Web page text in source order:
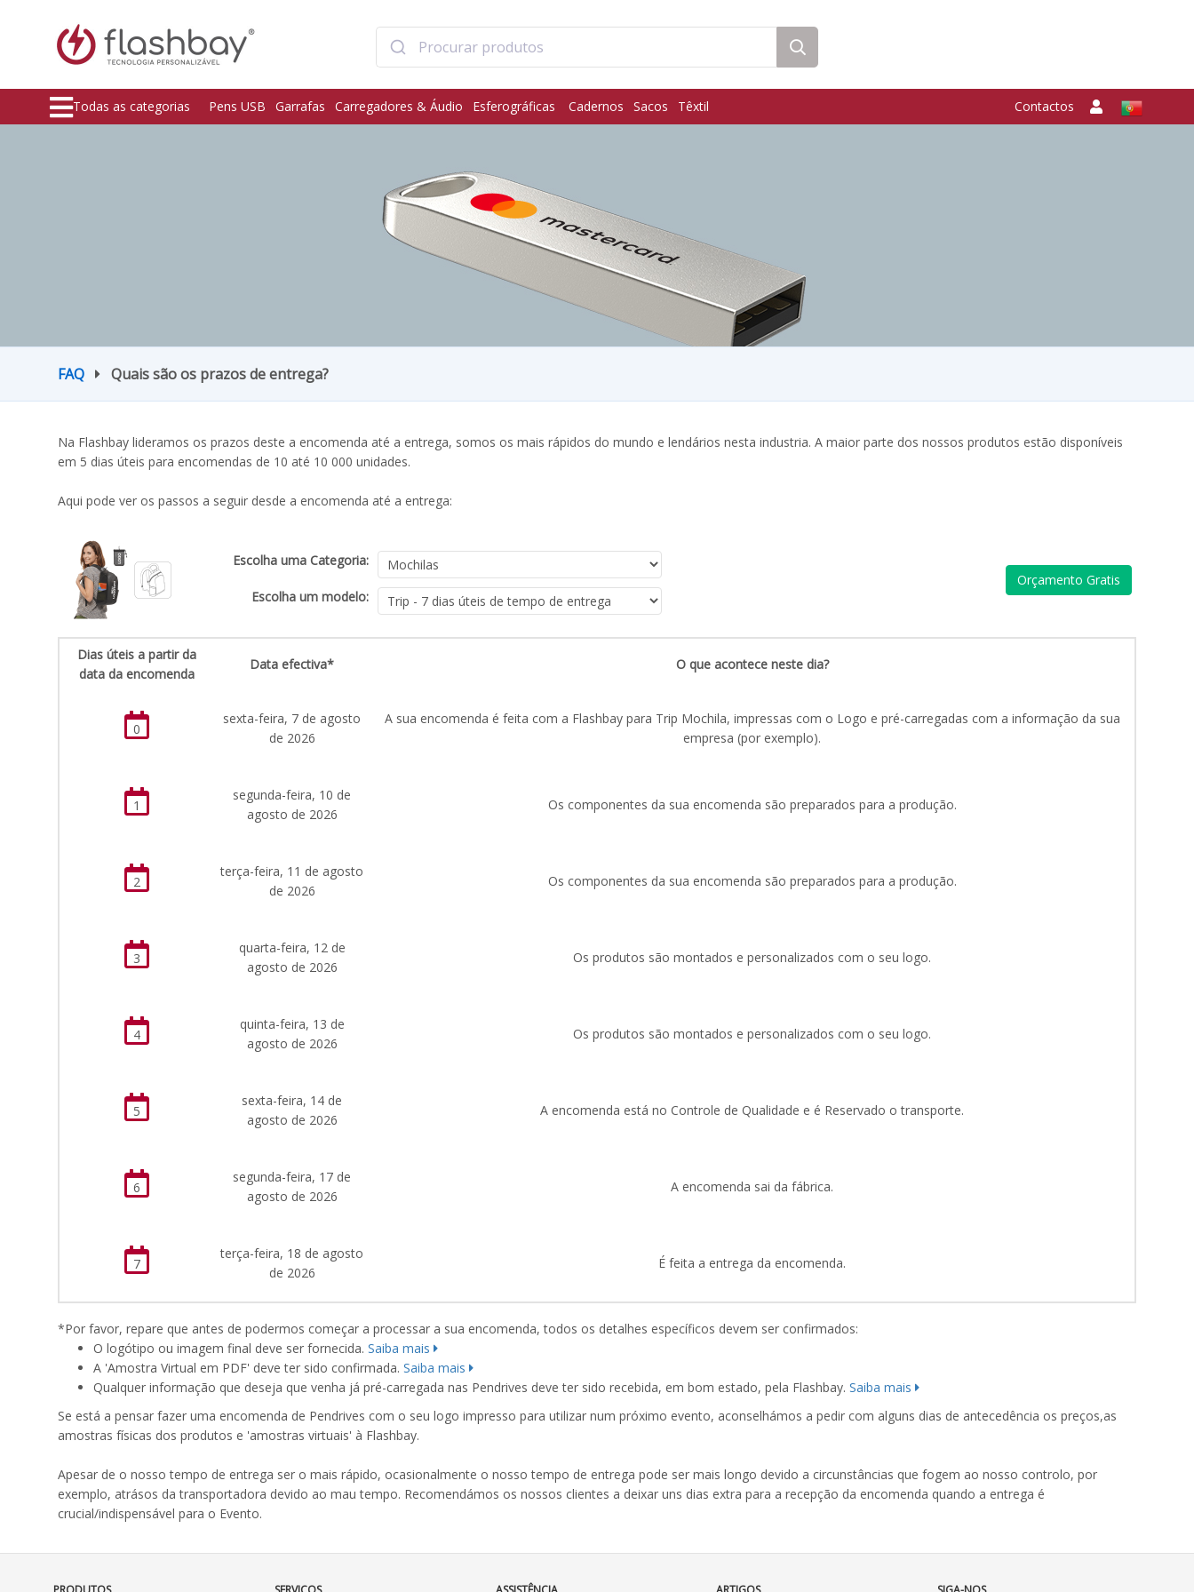
Todas as categorias Pens USB Garrafas Carregadores & Áudio Esferográficas Cadernos Sacos Têxtil Contactos
FAQ Quais são os prazos de entrega?
Na Flashbay lideramos os prazos deste a encomenda até a entrega, somos os mais rápidos do mundo e lendários nesta industria. A maior parte dos nossos produtos estão disponíveis
em 5 dias úteis para encomendas de 10 até 10 000 unidades.
Aqui pode ver os passos a seguir desde a encomenda até a entrega:
Escolha uma Categoria:
Escolha um modelo:
Orçamento Gratis
Dias úteis a partir da
data da encomenda
Data efectiva* O que acontece neste dia?
0
sexta-feira, 7 de agosto
de 2026
A sua encomenda é feita com a Flashbay para Trip Mochila, impressas com o Logo e pré-carregadas com a informação da sua
empresa (por exemplo).
1
segunda-feira, 10 de
agosto de 2026
Os componentes da sua encomenda são preparados para a produção.
2
terça-feira, 11 de agosto
de 2026
Os componentes da sua encomenda são preparados para a produção.
3
quarta-feira, 12 de
agosto de 2026
Os produtos são montados e personalizados com o seu logo.
4
quinta-feira, 13 de
agosto de 2026
Os produtos são montados e personalizados com o seu logo.
5
sexta-feira, 14 de
agosto de 2026
A encomenda está no Controle de Qualidade e é Reservado o transporte.
6
segunda-feira, 17 de
agosto de 2026
A encomenda sai da fábrica.
7
terça-feira, 18 de agosto
de 2026
É feita a entrega da encomenda.
*Por favor, repare que antes de podermos começar a processar a sua encomenda, todos os detalhes específicos devem ser confirmados:
O logótipo ou imagem final deve ser fornecida. Saiba mais
A 'Amostra Virtual em PDF' deve ter sido confirmada. Saiba mais
Qualquer informação que deseja que venha já pré-carregada nas Pendrives deve ter sido recebida, em bom estado, pela Flashbay. Saiba mais
Se está a pensar fazer uma encomenda de Pendrives com o seu logo impresso para utilizar num próximo evento, aconselhámos a pedir com alguns dias de antecedência os preços,as
amostras físicas dos produtos e 'amostras virtuais' à Flashbay.
Apesar de o nosso tempo de entrega ser o mais rápido, ocasionalmente o nosso tempo de entrega pode ser mais longo devido a circunstâncias que fogem ao nosso controlo, por
exemplo, atrásos da transportadora devido ao mau tempo. Recomendámos os nossos clientes a deixar uns dias extra para a recepção da encomenda quando a entrega é
crucial/indispensável para o Evento.